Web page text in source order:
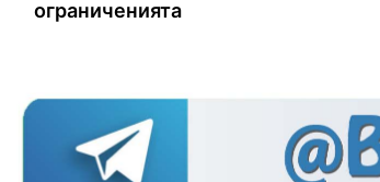
ограниченията